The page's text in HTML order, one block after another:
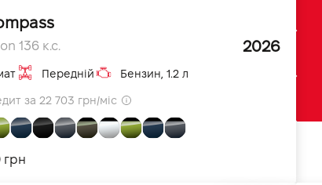
136 к.с. 2026
Передній Бензин, 1.2 л
за 22 703 грн/міс
грн